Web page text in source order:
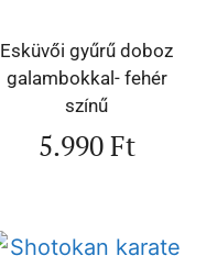
Esküvői gyűrű doboz
galambokkal- fehér
színű
5.990Ft